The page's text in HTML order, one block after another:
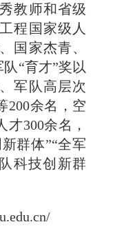
教师和省级
程国家级人
国家杰青、
“育才”奖以
军队高层次
200余名，空
300余名，
群体”“全军
科技创新群